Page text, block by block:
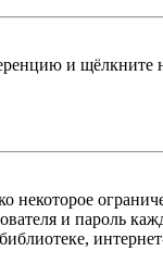
и щёлкните
некоторое
и пароль